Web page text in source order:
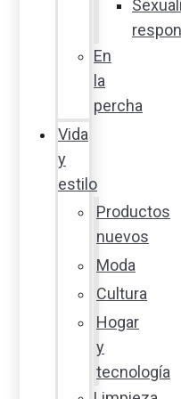
En
la
percha
Vida
y
estilo
Productos
nuevos
Moda
Cultura
Hogar
y
tecnología